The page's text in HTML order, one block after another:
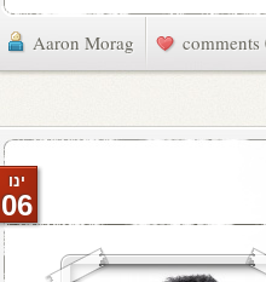
Aaron Morag 0
ינו
06